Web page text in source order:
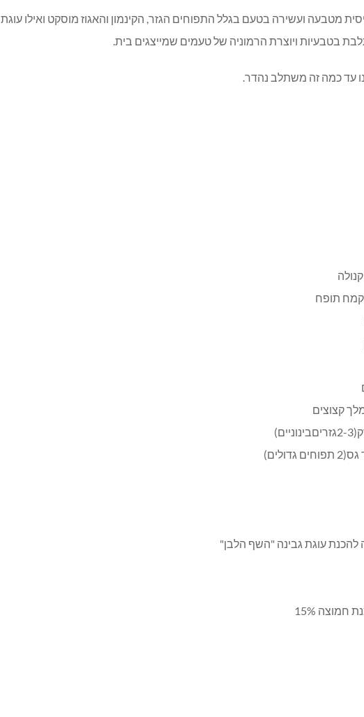
מטבעה ועשירה בטעם בגלל התפוחים הגזר, הקינמון והאגוז מוסקט ואילו עוגת
בטבעיות ויוצרת הרמוניה של טעמים שמייצגים בית.
עד כמה זה משתלב נהדר.